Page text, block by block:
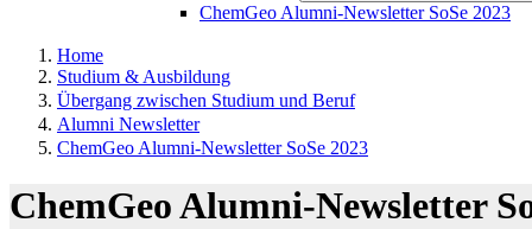
ChemGeo Alumni-Newsletter SoSe 2023
Home
Studium & Ausbildung
Übergang zwischen Studium und Beruf
Alumni Newsletter
ChemGeo Alumni-Newsletter SoSe 2023
ChemGeo Alumni-Newsletter